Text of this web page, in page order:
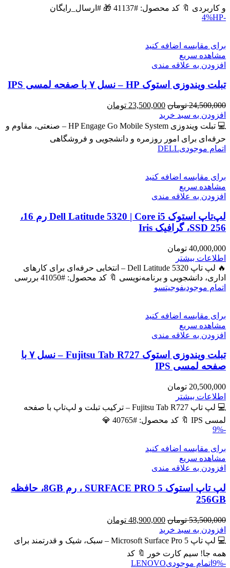
است.
و کاربردی 🔖 کد محصول: #41137 🎁 #ارسال_رایگان
-4%
HP
برای مقایسه اضافه کنید
مشاهده سریع
افزودن به علاقه مندی
تبلت ویندوزی استوک HP – نسل ۷ با صفحه لمسی IPS
24,500,000 تومان قیمت
اصلی
24,500,000 تومان
23,500,000 تومان
23,500,000 تومان
افزودن به سبد خرید
💻 تبلت ویندوزی HP Engage Go Mobile System – صنعتی، مقاوم و
حرفه‌ای برای امور روزمره و دانشجویی و فروشگاهی
اتمام موجودیDELL
برای مقایسه اضافه کنید
مشاهده سریع
افزودن به علاقه مندی
لپ‌تاپ استوک Dell Latitude 5320 | Core i5 رم 16،
SSD 256، گرافیک Iris
40,000,000 تومان
اطلاعات بیشتر
🔥 لپ تاپ Dell Latitude 5320 – انتخابی حرفه‌ای برای کارهای
اداری، دانشجویی و برنامه‌نویسی 🔖 کد محصول: #41050 بررسی
اتمام موجودیفوجیتسو
برای مقایسه اضافه کنید
مشاهده سریع
افزودن به علاقه مندی
تبلت ویندوزی استوک Fujitsu Tab R727 – نسل ۷ با
صفحه لمسی IPS
20,500,000 تومان
اطلاعات بیشتر
💻 لپ تاپ Fujitsu Tab R727 – ترکیب تبلت و لپ‌تاپ با صفحه
لمسی IPS 🔖 کد محصول: #40765 💎
-9%
برای مقایسه اضافه کنید
مشاهده سریع
افزودن به علاقه مندی
لپ تاپ استوک SURFACE PRO 5 ، رم 8GB، حافظه
256GB
53,500,000 تومان قیمت
اصلی
53,500,000 تومان
48,900,000 تومان
48,900,000 تومان
افزودن به سبد خرید
💻 لپ تاپ Microsoft Surface Pro 5 – سبک، شیک و قدرتمند برای
همه جا! سیم کارت خور 🔖 کد
-9%
اتمام موجودیLENOVO